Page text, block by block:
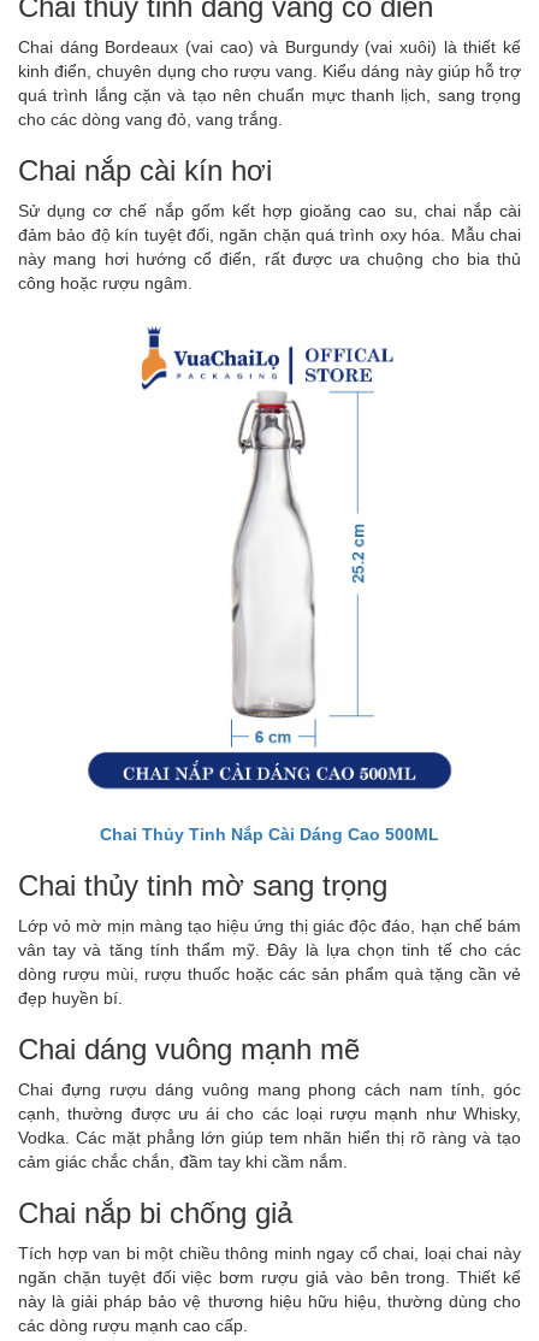
Chai thủy tinh dáng vang cổ điển
Chai dáng Bordeaux (vai cao) và Burgundy (vai xuôi) là thiết kế
kinh điển, chuyên dụng cho rượu vang. Kiểu dáng này giúp hỗ trợ
quá trình lắng cặn và tạo nên chuẩn mực thanh lịch, sang trọng
cho các dòng vang đỏ, vang trắng.
Chai nắp cài kín hơi
Sử dụng cơ chế nắp gốm kết hợp gioăng cao su, chai nắp cài
đảm bảo độ kín tuyệt đối, ngăn chặn quá trình oxy hóa. Mẫu chai
này mang hơi hướng cổ điển, rất được ưa chuộng cho bia thủ
công hoặc rượu ngâm.
Chai Thủy Tinh Nắp Cài Dáng Cao 500ML
Chai thủy tinh mờ sang trọng
Lớp vỏ mờ mịn màng tạo hiệu ứng thị giác độc đáo, hạn chế bám
vân tay và tăng tính thẩm mỹ. Đây là lựa chọn tinh tế cho các
dòng rượu mùi, rượu thuốc hoặc các sản phẩm quà tặng cần vẻ
đẹp huyền bí.
Chai dáng vuông mạnh mẽ
Chai đựng rượu dáng vuông mang phong cách nam tính, góc
cạnh, thường được ưu ái cho các loại rượu mạnh như Whisky,
Vodka. Các mặt phẳng lớn giúp tem nhãn hiển thị rõ ràng và tạo
cảm giác chắc chắn, đầm tay khi cầm nắm.
Chai nắp bi chống giả
Tích hợp van bi một chiều thông minh ngay cổ chai, loại chai này
ngăn chặn tuyệt đối việc bơm rượu giả vào bên trong. Thiết kế
này là giải pháp bảo vệ thương hiệu hữu hiệu, thường dùng cho
các dòng rượu mạnh cao cấp.